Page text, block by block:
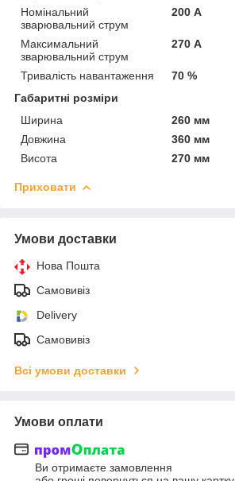
Номінальний
зварювальний струм
200 А
Максимальний
зварювальний струм
270 А
Тривалість навантаження
70 %
Габаритні розміри
Ширина
260 мм
Довжина
360 мм
Висота
270 мм
Приховати
Умови доставки
Нова Пошта
Самовивіз
Delivery
Самовивіз
Всі умови доставки
Умови оплати
Ви отримаєте замовлення